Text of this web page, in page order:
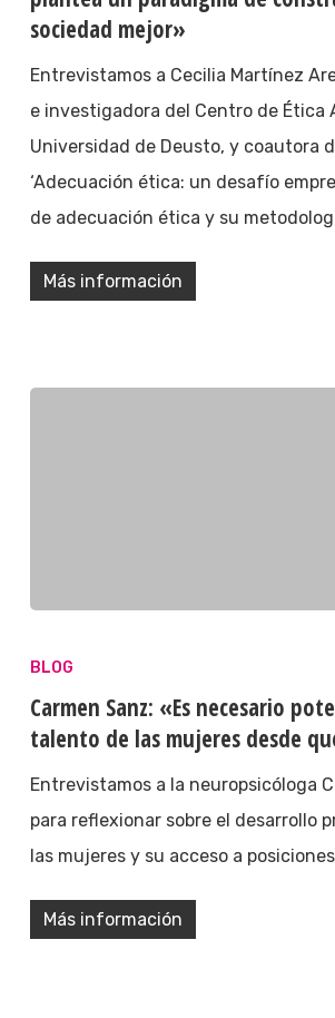
sociedad mejor»
Entrevistamos a Cecilia Martínez
e investigadora del Centro de Ética
Universidad de Deusto, y coautora
‘Adecuación ética: un desafío
de adecuación ética y su
Más información
BLOG
Carmen Sanz: «Es necesario
talento de las mujeres desde
Entrevistamos a la neuropsicóloga
para reflexionar sobre el desarrollo
las mujeres y su acceso a
Más información